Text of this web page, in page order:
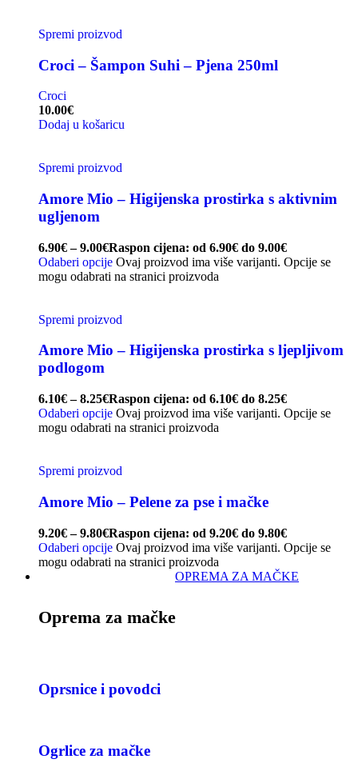
Spremi proizvod
Croci – Šampon Suhi – Pjena 250ml
Croci
10.00€
Dodaj u košaricu
Spremi proizvod
Amore Mio – Higijenska prostirka s aktivnim
ugljenom
6.90€ – 9.00€Raspon cijena: od 6.90€ do 9.00€
Odaberi opcije Ovaj proizvod ima više varijanti. Opcije se
mogu odabrati na stranici proizvoda
Spremi proizvod
Amore Mio – Higijenska prostirka s ljepljivom
podlogom
6.10€ – 8.25€Raspon cijena: od 6.10€ do 8.25€
Odaberi opcije Ovaj proizvod ima više varijanti. Opcije se
mogu odabrati na stranici proizvoda
Spremi proizvod
Amore Mio – Pelene za pse i mačke
9.20€ – 9.80€Raspon cijena: od 9.20€ do 9.80€
Odaberi opcije Ovaj proizvod ima više varijanti. Opcije se
mogu odabrati na stranici proizvoda
OPREMA ZA MAČKE
Oprema za mačke
Oprsnice i povodci
Ogrlice za mačke